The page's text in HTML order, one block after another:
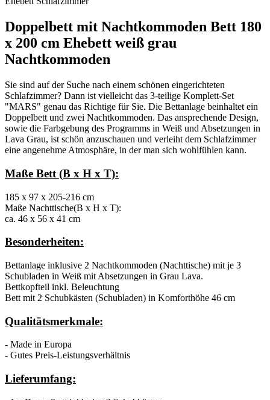
Doppelbett mit Nachtkommoden Bett 180
x 200 cm Ehebett weiß grau
Nachtkommoden
Sie sind auf der Suche nach einem schönen eingerichteten
Schlafzimmer? Dann ist vielleicht das 3-teilige Komplett-Set
"MARS" genau das Richtige für Sie. Die Bettanlage beinhaltet ein
Doppelbett und zwei Nachtkommoden. Das ansprechende Design,
sowie die Farbgebung des Programms in Weiß und Absetzungen in
Lava Grau, ist schön anzuschauen und verleiht dem Schlafzimmer
eine angenehme Atmosphäre, in der man sich wohlfühlen kann.
Maße Bett (B x H x T):
185 x 97 x 205-216 cm
Maße Nachttische(B x H x T):
ca. 46 x 56 x 41 cm
Besonderheiten:
Bettanlage inklusive 2 Nachtkommoden (Nachttische) mit je 3
Schubladen in Weiß mit Absetzungen in Grau Lava.
Bettkopfteil inkl. Beleuchtung
Bett mit 2 Schubkästen (Schubladen) in Komforthöhe 46 cm
Qualitätsmerkmale:
- Made in Europa
- Gutes Preis-Leistungsverhältnis
Lieferumfang: